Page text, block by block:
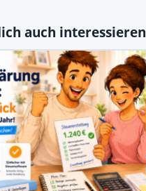
auch interessieren